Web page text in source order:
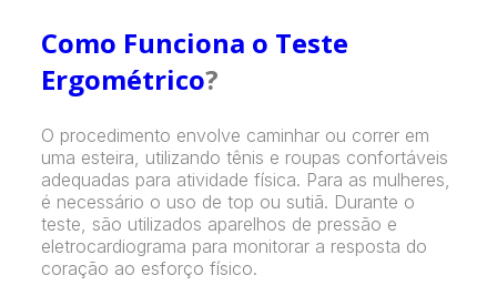
Como Funciona o Teste
Ergométrico?
O procedimento envolve caminhar ou correr em
uma esteira, utilizando tênis e roupas confortáveis
adequadas para atividade física. Para as mulheres,
é necessário o uso de top ou sutiã. Durante o
teste, são utilizados aparelhos de pressão e
eletrocardiograma para monitorar a resposta do
coração ao esforço físico.